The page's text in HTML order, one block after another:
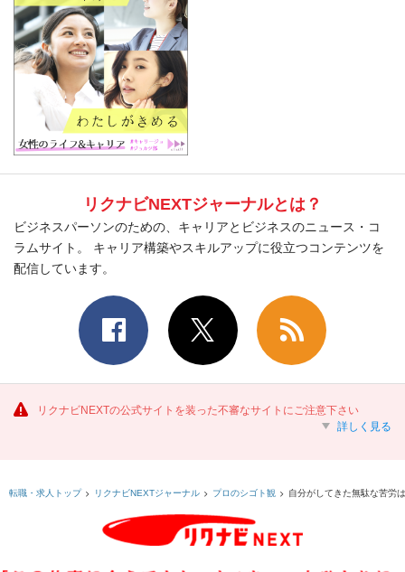
リクナビNEXTジャーナルとは？
ビジネスパーソンのための、キャリアとビジネスのニュース・コ
ラムサイト。 キャリア構築やスキルアップに役立つコンテンツを
配信しています。
リクナビNEXTの公式サイトを装った不審なサイトにご注意下さい
詳しく見る
転職・求人トップ リクナビNEXTジャーナル プロのシゴト観 自分がしてきた無駄な苦労